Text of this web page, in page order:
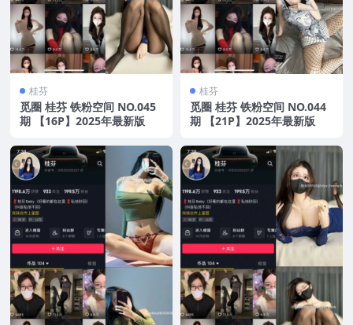
桂芬
觅圈 桂芬 铁粉空间 NO.045
期 【16P】2025年最新版
桂芬
觅圈 桂芬 铁粉空间 NO.044
期 【21P】2025年最新版